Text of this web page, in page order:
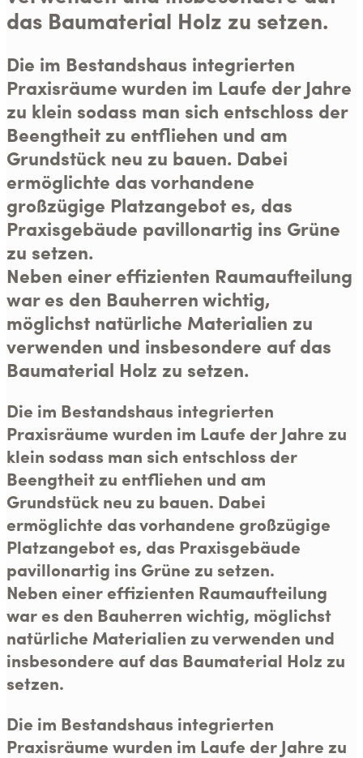
das Baumaterial Holz zu setzen.
Die im Bestandshaus integrierten
Praxisräume wurden im Laufe der Jahre
zu klein sodass man sich entschloss der
Beengtheit zu entfliehen und am
Grundstück neu zu bauen. Dabei
ermöglichte das vorhandene
großzügige Platzangebot es, das
Praxisgebäude pavillonartig ins Grüne
zu setzen.
Neben einer effizienten Raumaufteilung
war es den Bauherren wichtig,
möglichst natürliche Materialien zu
verwenden und insbesondere auf das
Baumaterial Holz zu setzen.
Die im Bestandshaus integrierten
Praxisräume wurden im Laufe der Jahre zu
klein sodass man sich entschloss der
Beengtheit zu entfliehen und am
Grundstück neu zu bauen. Dabei
ermöglichte das vorhandene großzügige
Platzangebot es, das Praxisgebäude
pavillonartig ins Grüne zu setzen.
Neben einer effizienten Raumaufteilung
war es den Bauherren wichtig, möglichst
natürliche Materialien zu verwenden und
insbesondere auf das Baumaterial Holz zu
setzen.
Die im Bestandshaus integrierten
Praxisräume wurden im Laufe der Jahre zu